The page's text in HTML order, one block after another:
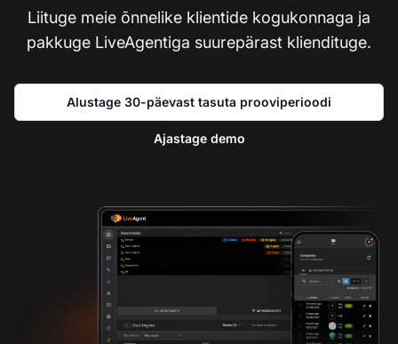
Liituge meie õnnelike klientide kogukonnaga ja
pakkuge LiveAgentiga suurepärast kliendituge.
Alustage 30-päevast tasuta prooviperioodi
Ajastage demo